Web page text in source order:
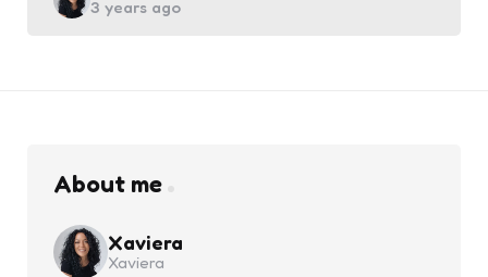
by
3 years ago
About me
Xaviera
Xaviera